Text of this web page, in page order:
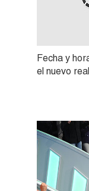
Fecha y
el nuevo